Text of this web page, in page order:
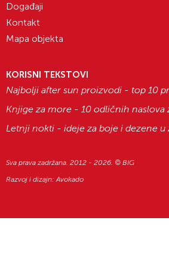
Događaji
Kontakt
Mapa objekta
KORISNI TEKSTOVI
Najbolji after sun proizvodi - top 10
Knjige za more - 10 odličnih naslova
Letnji nokti - ideje za boje i dezene
Sva prava zadržana. 2012 - 2026. © BIG
Razvoj i dizajn:Avokado